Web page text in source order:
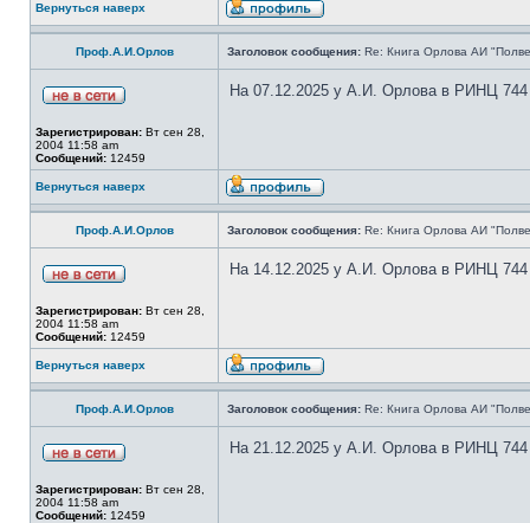
Вернуться наверх
Проф.А.И.Орлов Заголовок сообщения: Re: Книга Орлова АИ
Зарегистрирован: Вт сен 28,
2004 11:58 am
Сообщений: 12459
На 07.12.2025 у А.И. Орлова в РИНЦ 744
Вернуться наверх
Проф.А.И.Орлов Заголовок сообщения: Re: Книга Орлова АИ
Зарегистрирован: Вт сен 28,
2004 11:58 am
Сообщений: 12459
На 14.12.2025 у А.И. Орлова в РИНЦ 744
Вернуться наверх
Проф.А.И.Орлов Заголовок сообщения: Re: Книга Орлова АИ
Зарегистрирован: Вт сен 28,
2004 11:58 am
Сообщений: 12459
На 21.12.2025 у А.И. Орлова в РИНЦ 744